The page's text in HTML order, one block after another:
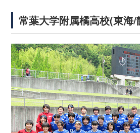
常葉大学附属橘高校(東海/